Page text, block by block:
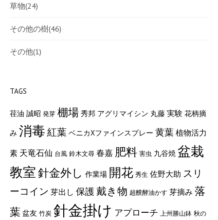
草物(24)
その他の樹(46)
その他(1)
TAGS
荏油 誠昭 発芽 棚場 秀邦 アグリマイシン 丸藤 実験 花柄摘
み 消毒紅葉 ベニカXファインスプレー 黄葉植物活力
素 天竜石仙 台風 鈴木文尋 春嘉 肥料 害虫 九谷焼 盆栽
教室針金外し 作業場 開花 秀生 佐野大助 スリ
ーコイン 芽出し 保護 戴き物 超醗酵油かす 芽摘み 落
葉 盆友 竹炭 針金掛け アプローチ 上州勝山鉢 秋の